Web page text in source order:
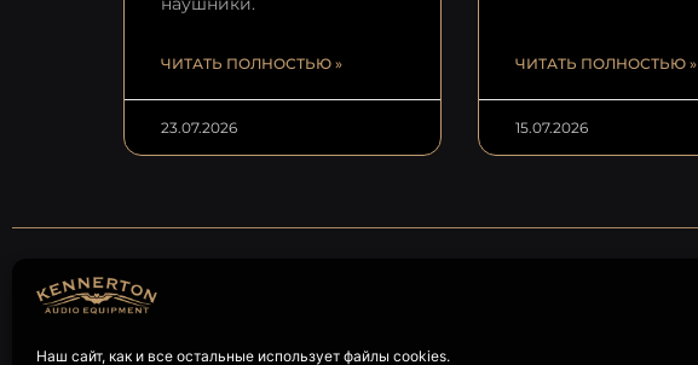
Наш сайт, как и все остальные использует файлы cookies.
ЧИТАТЬ ПОЛНОСТЬЮ »
23.07.2026
ЧИТАТЬ ПОЛНОСТЬЮ »
15.07.2026